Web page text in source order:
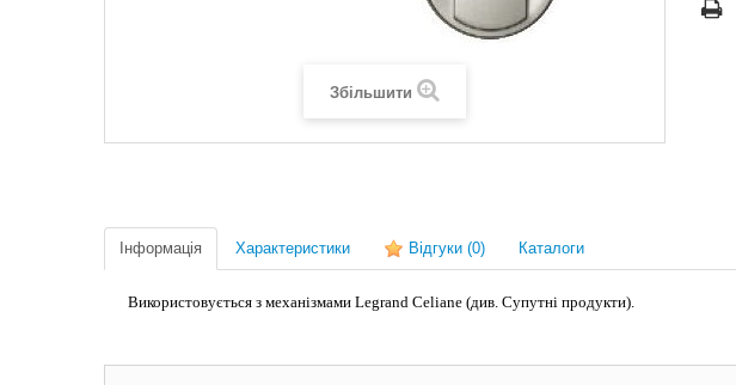
Збільшити
Інформація Характеристики Відгуки (0) Каталоги
Використовується з механізмами Legrand Celiane (див. Супутні продукти).